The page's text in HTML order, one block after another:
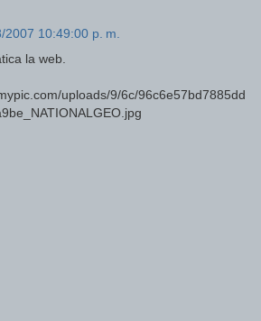
2007 10:49:00 p. m.
la web.
uploads/9/6c/96c6e57bd7885dd